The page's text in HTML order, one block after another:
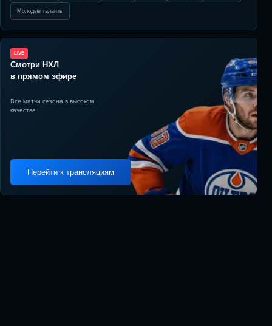
Молодые таланты
LIVE
Смотри НХЛ
в прямом эфире
Все матчи сезона в высоком
качестве
Перейти к трансляциям